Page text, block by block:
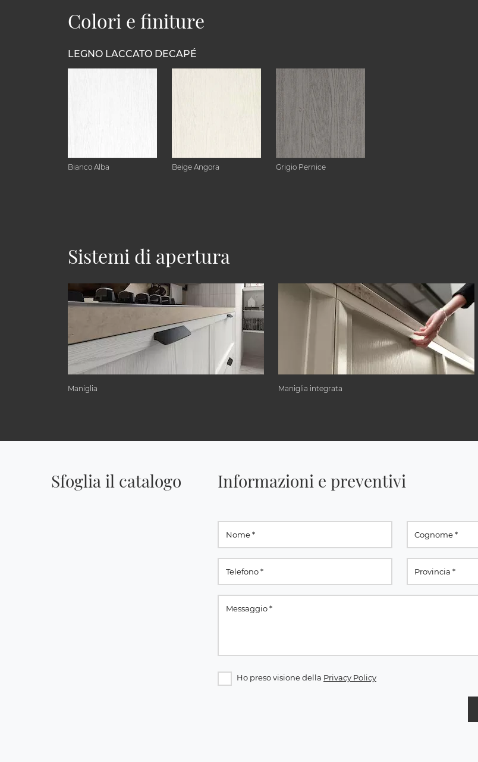
Colori e finiture
LEGNO LACCATO DECAPÉ
Bianco Alba Beige Angora Grigio Pernice
Sistemi di apertura
Maniglia Maniglia integrata
Sfoglia il catalogo Informazioni e preventivi
Ho preso visione della Privacy Policy